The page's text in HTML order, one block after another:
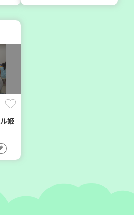
た
(会
神戸市東灘区
つど
ソーセージの飾り切りにチ
姫